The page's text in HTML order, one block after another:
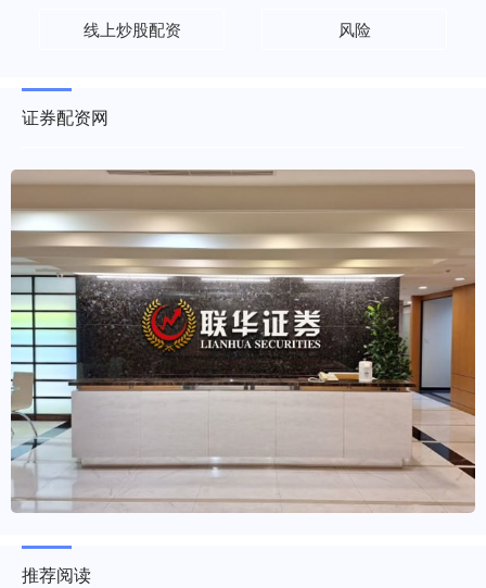
线上炒股配资 风险
证券配资网
推荐阅读